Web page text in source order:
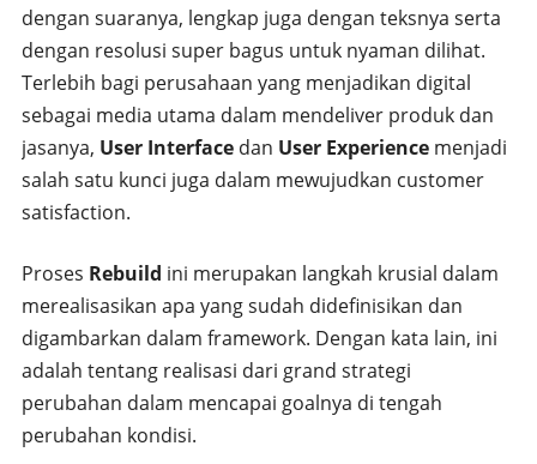
dengan suaranya, lengkap juga dengan teksnya serta
dengan resolusi super bagus untuk nyaman dilihat.
Terlebih bagi perusahaan yang menjadikan digital
sebagai media utama dalam mendeliver produk dan
jasanya, User Interfacedan User Experiencemenjadi
salah satu kunci juga dalam mewujudkan customer
satisfaction.
Proses Rebuild ini merupakan langkah krusial dalam
merealisasikan apa yang sudah didefinisikan dan
digambarkan dalam framework. Dengan kata lain, ini
adalah tentang realisasi dari grand strategi
perubahan dalam mencapai goalnya di tengah
perubahan kondisi.